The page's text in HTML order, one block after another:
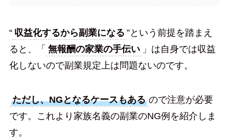
“ 収益化するから副業になる ”という前提を踏まえ
ると、「 無報酬の家業の手伝い 」は自身では収益
化しないので副業規定上は問題ないのです。
ただし、NGとなるケースもある ので注意が必要
です。これより家族名義の副業のNG例を紹介しま
す。